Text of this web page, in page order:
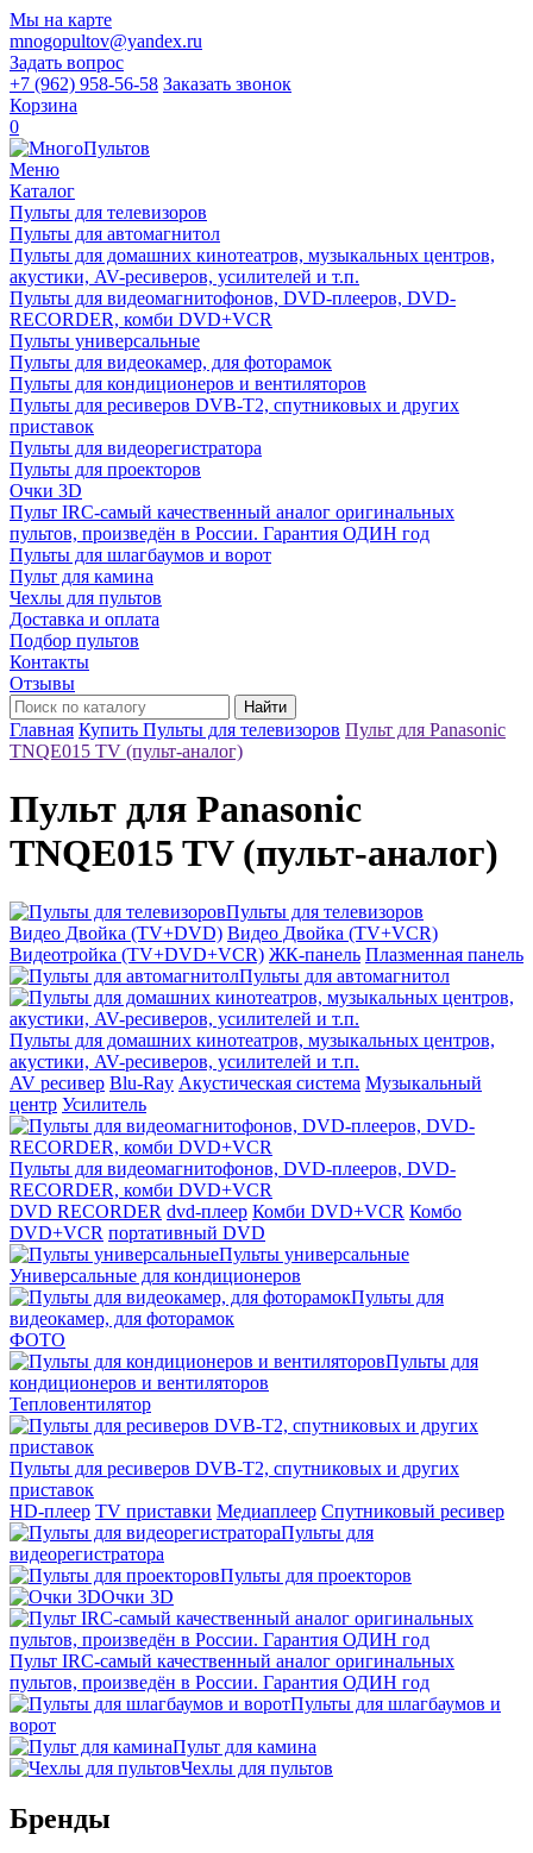
Мы на карте
mnogopultov@yandex.ru
Задать вопрос
+7 (962) 958-56-58 Заказать звонок
Корзина
0
Меню
Каталог
Пульты для телевизоров
Пульты для автомагнитол
Пульты для домашних кинотеатров, музыкальных центров,
акустики, AV-ресиверов, усилителей и т.п.
Пульты для видеомагнитофонов, DVD-плееров, DVD-
RECORDER, комби DVD+VCR
Пульты универсальные
Пульты для видеокамер, для фоторамок
Пульты для кондиционеров и вентиляторов
Пульты для ресиверов DVB-T2, спутниковых и других
приставок
Пульты для видеорегистратора
Пульты для проекторов
Очки 3D
Пульт IRC-самый качественный аналог оригинальных
пультов, произведён в России. Гарантия ОДИН год
Пульты для шлагбаумов и ворот
Пульт для камина
Чехлы для пультов
Доставка и оплата
Подбор пультов
Контакты
Отзывы
Найти
Главная Купить Пульты для телевизоров Пульт для Panasonic
TNQE015 TV (пульт-аналог)
Пульт для Panasonic
TNQE015 TV (пульт-аналог)
Пульты для телевизоров
Видео Двойка (TV+DVD) Видео Двойка (TV+VCR)
Видеотройка (TV+DVD+VCR) ЖК-панель Плазменная панель
Пульты для автомагнитол
Пульты для домашних кинотеатров, музыкальных центров,
акустики, AV-ресиверов, усилителей и т.п.
AV ресивер Blu-Ray Акустическая система Музыкальный
центр Усилитель
Пульты для видеомагнитофонов, DVD-плееров, DVD-
RECORDER, комби DVD+VCR
DVD RECORDER dvd-плеер Комби DVD+VCR Комбо
DVD+VCR портативный DVD
Пульты универсальные
Универсальные для кондиционеров
Пульты для
видеокамер, для фоторамок
ФОТО
Пульты для
кондиционеров и вентиляторов
Тепловентилятор
Пульты для ресиверов DVB-T2, спутниковых и других
приставок
HD-плеер TV приставки Медиаплеер Спутниковый ресивер
Пульты для
видеорегистратора
Пульты для проекторов
Очки 3D
Пульт IRC-самый качественный аналог оригинальных
пультов, произведён в России. Гарантия ОДИН год
Пульты для шлагбаумов и
ворот
Пульт для камина
Чехлы для пультов
Бренды